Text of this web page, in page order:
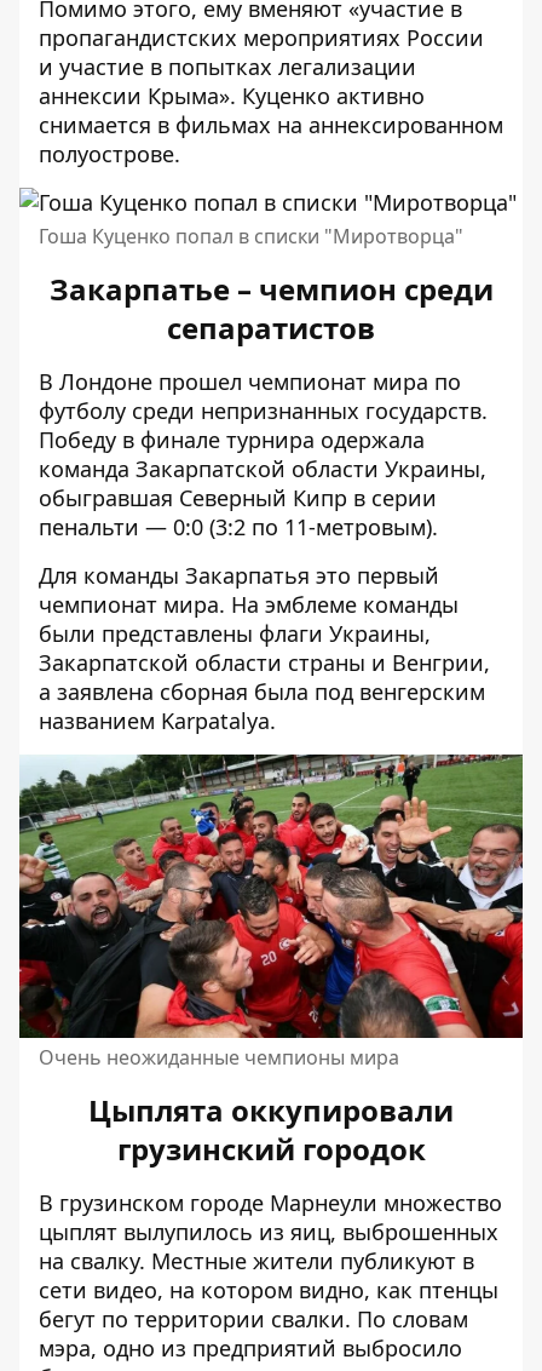
Помимо этого, ему вменяют «участие в
пропагандистских мероприятиях России
и участие в попытках легализации
аннексии Крыма». Куценко активно
снимается в фильмах на аннексированном
полуострове.
Гоша Куценко попал в списки "Миротворца"
Закарпатье – чемпион среди
сепаратистов
В Лондоне прошел чемпионат мира по
футболу среди непризнанных государств.
Победу в финале турнира одержала
команда Закарпатской области Украины,
обыгравшая Северный Кипр в серии
пенальти — 0:0 (3:2 по 11-метровым).
Для команды Закарпатья это первый
чемпионат мира. На эмблеме команды
были представлены флаги Украины,
Закарпатской области страны и Венгрии,
а заявлена сборная была под венгерским
названием Karpatalya.
Очень неожиданные чемпионы мира
Цыплята оккупировали
грузинский городок
В грузинском городе Марнеули множество
цыплят вылупилось из яиц, выброшенных
на свалку. Местные жители публикуют в
сети видео, на котором видно, как птенцы
бегут по территории свалки. По словам
мэра, одно из предприятий выбросило